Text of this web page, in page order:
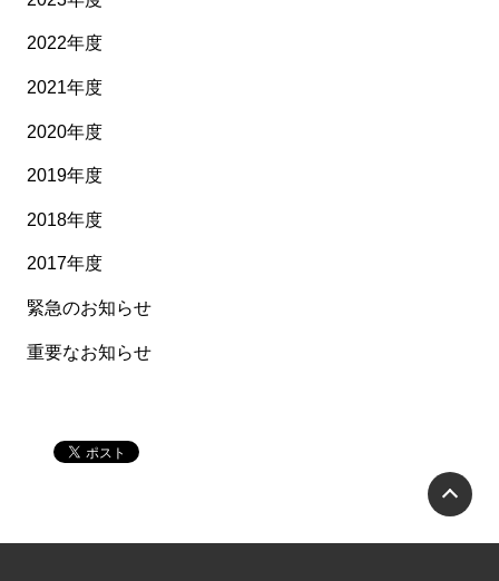
2022年度
2021年度
2020年度
2019年度
2018年度
2017年度
緊急のお知らせ
重要なお知らせ